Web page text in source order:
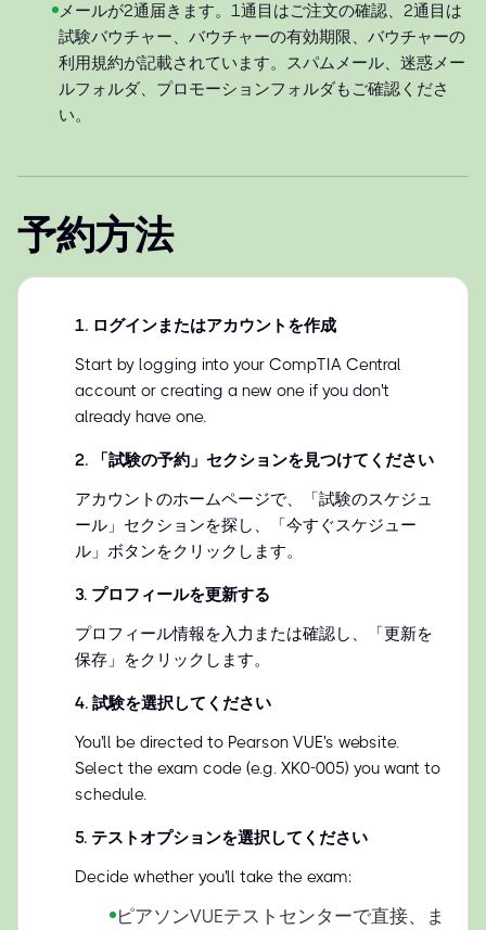
メールが2通届きます。1通目はご注文の確認、2通目は
試験バウチャー、バウチャーの有効期限、バウチャーの
利用規約が記載されています。スパムメール、迷惑メー
ルフォルダ、プロモーションフォルダもご確認くださ
い。
予約方法
1. ログインまたはアカウントを作成
Start by logging into your CompTIA Central
account or creating a new one if you don't
already have one.
2.
「試験の予約」セクションを見つけてください
アカウントのホームページで、「試験のスケジュ
ール」セクションを探し、「今すぐスケジュー
ル」ボタンをクリックします。
3. プロフィールを更新する
プロフィール情報を入力または確認し、「更新を
保存」をクリックします。
4. 試験を選択してください
You'll be directed to Pearson VUE's website.
Select the exam code (e.g. XK0-005) you want to
schedule.
5. テストオプションを選択してください
Decide whether you'll take the exam:
ピアソンVUEテストセンターで直接、ま